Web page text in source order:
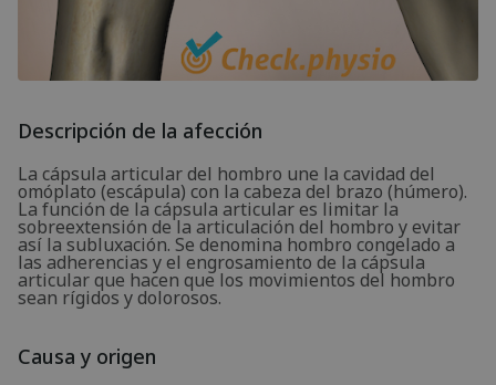
Descripción de la afección
La cápsula articular del hombro une la cavidad del
omóplato (escápula) con la cabeza del brazo (húmero).
La función de la cápsula articular es limitar la
sobreextensión de la articulación del hombro y evitar
así la subluxación. Se denomina hombro congelado a
las adherencias y el engrosamiento de la cápsula
articular que hacen que los movimientos del hombro
sean rígidos y dolorosos.
Causa y origen